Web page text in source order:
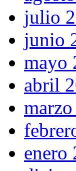
julio
junio
mayo
abril
enero